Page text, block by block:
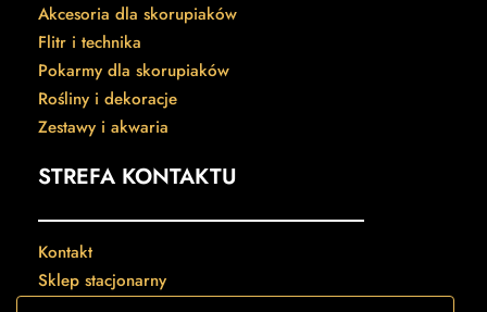
Akcesoria dla skorupiaków
Flitr i technika
Pokarmy dla skorupiaków
Rośliny i dekoracje
Zestawy i akwaria
STREFA KONTAKTU
Kontakt
Sklep stacjonarny